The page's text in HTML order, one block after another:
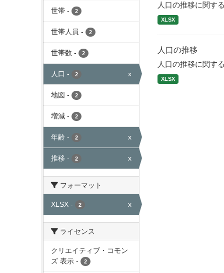
世帯 - 2
世帯人員 - 2
世帯数 - 2
人口 - 2 x
地図 - 2
増減 - 2
年齢 - 2 x
推移 - 2 x
フォーマット
XLSX - 2 x
ライセンス
クリエイティブ・コモン
ズ 表示 - 2
人口の推移に関す
XLSX
人口の推移
人口の推移に関す
XLSX